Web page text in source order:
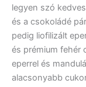
legyen szó
és a csokoládé
pedig liofilizált
és prémium fehér
eperrel és
alacsonyabb